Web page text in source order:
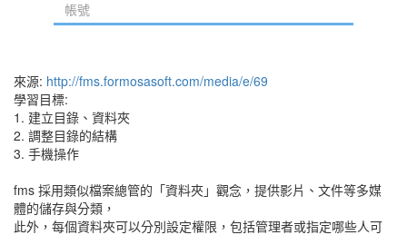
來源: http://fms.formosasoft.com/media/e/69
學習目標:
1. 建立目錄、資料夾
2. 調整目錄的結構
3. 手機操作
fms 採用類似檔案總管的「資料夾」觀念，提供影片、文件等多媒
體的儲存與分類，
此外，每個資料夾可以分別設定權限，包括管理者或指定哪些人可